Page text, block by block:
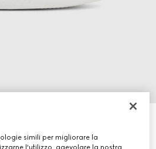
bianco
simili per migliorare la